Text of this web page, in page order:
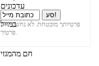
פרטיותך מובטחת. לא נחשוף את
פרטיך.
חם